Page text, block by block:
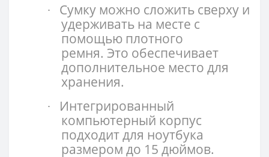
·
Сумку можно сложить сверху и
удерживать на месте с
помощью плотного
ремня. Это обеспечивает
дополнительное место для
хранения.
·
Интегрированный
компьютерный корпус
подходит для ноутбука
размером до 15 дюймов.